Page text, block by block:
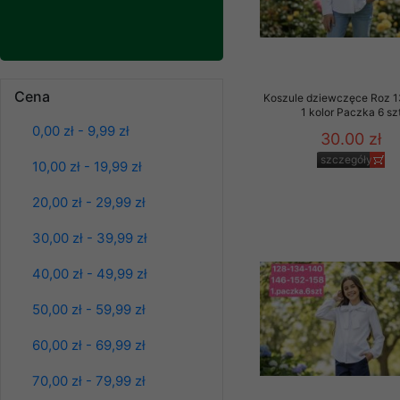
Cena
0,00 zł - 9,99 zł
10,00 zł - 19,99 zł
20,00 zł - 29,99 zł
30,00 zł - 39,99 zł
40,00 zł - 49,99 zł
50,00 zł - 59,99 zł
60,00 zł - 69,99 zł
70,00 zł - 79,99 zł
Kolor Paczka 10 szt
szczegóły
Koszule dziewczęce Roz
1 kolor Paczka 6
30.00 zł
szczegóły
Klientów zezwolenia
ochronie danych
serwerach
Każdy Klient, który
Sklep nie
przez nasz serwer i
jego indywidualnych
opcję przyjmowania
może wpłynąć na
Klienta przechowują
• sesji
• ostatnio